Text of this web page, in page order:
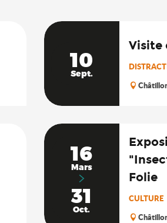
10
Sept.
Visite
16
Mars
31
Oct.
Folie
CULTURE